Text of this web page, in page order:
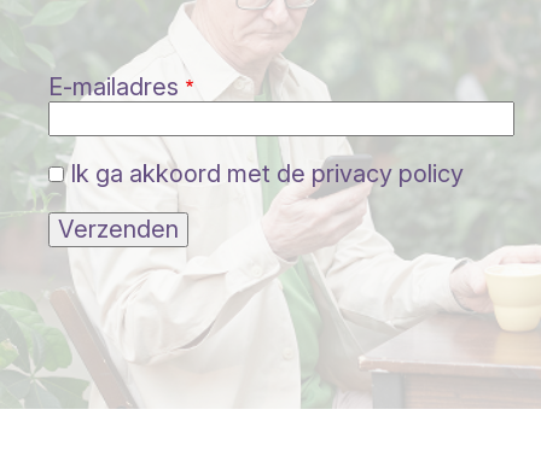
E-mailadres
Ik ga akkoord met de privacy policy
Verzenden